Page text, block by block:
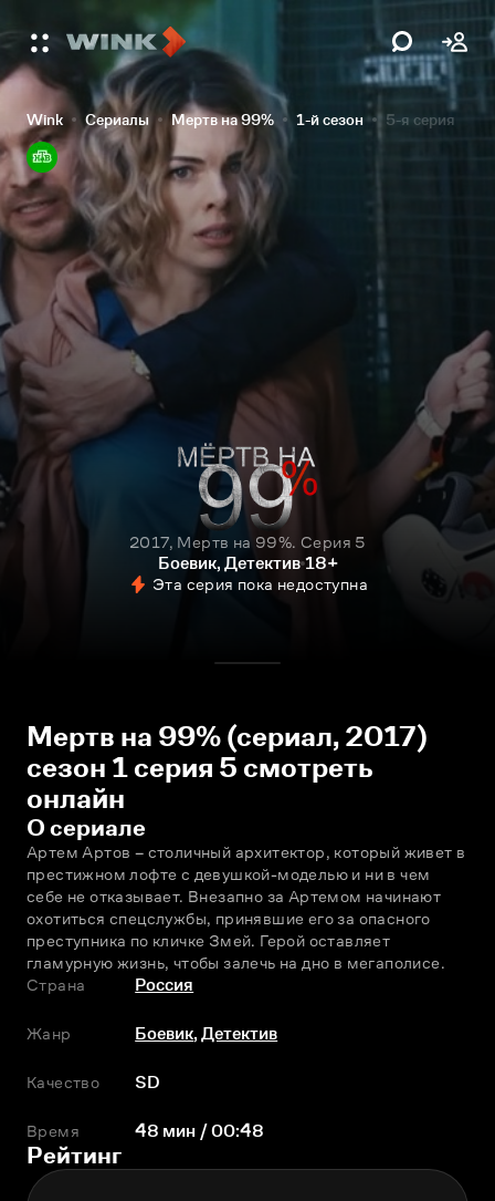
Wink Сериалы Мертв на 99% 1-й сезон 5-я серия
2017, Мертв на 99%. Серия 5
Боевик, Детектив 18+
Эта серия пока недоступна
Мертв на 99% (сериал, 2017)
сезон 1 серия 5 смотреть
онлайн
О сериале
Артeм Артов – столичный архитектор, который живет в
престижном лофте с девушкой-моделью и ни в чем
себе не отказывает. Внезапно за Артeмом начинают
охотиться спецслужбы, принявшие его за опасного
преступника по кличке Змей. Герой оставляет
гламурную жизнь, чтобы залечь на дно в мегаполисе.
Страна
Россия
Жанр Боевик,Детектив
Качество SD
Время 48 мин / 00:48
Рейтинг